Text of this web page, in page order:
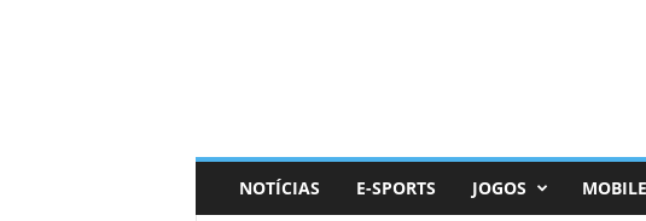
NOTÍCIAS E-SPORTS JOGOS MOBILE